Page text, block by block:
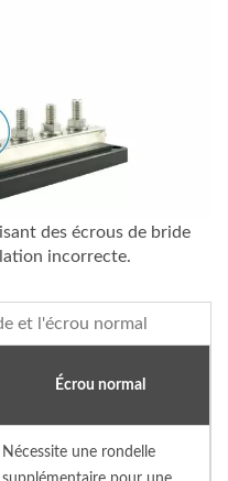
des écrous de bride
incorrecte.
et l'écrou normal
Écrou normal
Nécessite une rondelle